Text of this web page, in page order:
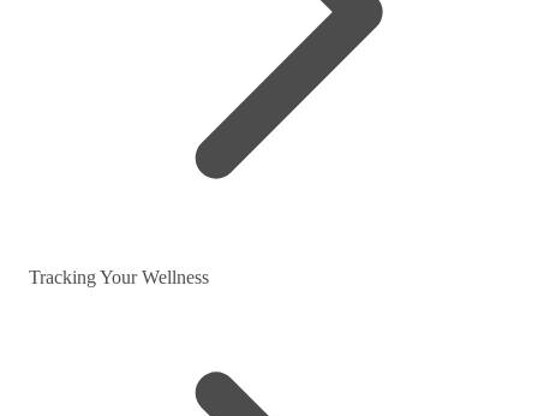
Tracking Your Wellness